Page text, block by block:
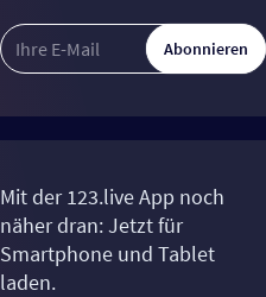
Abonnieren
Mit der 123.live App noch
näher dran: Jetzt für
Smartphone und Tablet
laden.